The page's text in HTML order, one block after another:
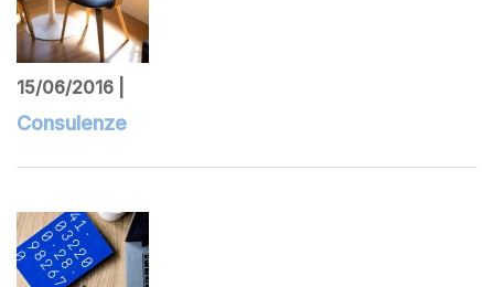
15/06/2016 |
Consulenze